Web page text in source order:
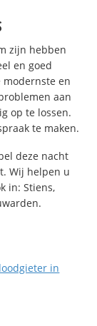
zijn hebben
en goed
modernste en
aan
op te lossen.
te maken.
deze nacht
Wij helpen u
in: Stiens,
loodgieter in